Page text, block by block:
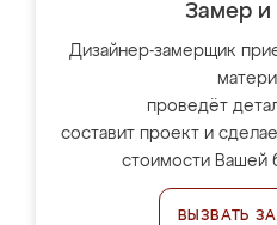
Замер и
Дизайнер-замерщик
проведёт
составит проект и
стоимости Вашей
ВЫЗВАТЬ